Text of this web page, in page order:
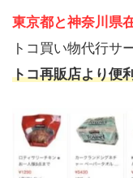
東京都と神奈川県
トコ買い物代行サ
トコ再販店より便